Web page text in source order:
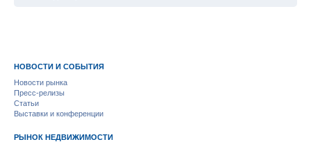
НОВОСТИ И СОБЫТИЯ
Новости рынка
Пресс-релизы
Статьи
Выставки и конференции
РЫНОК НЕДВИЖИМОСТИ